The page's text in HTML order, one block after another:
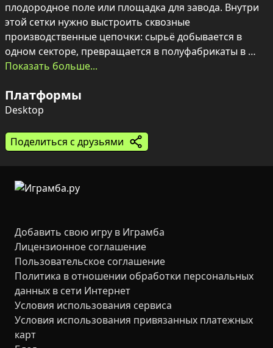
плодородное поле или площадка для завода. Внутри
этой сетки нужно выстроить сквозные
производственные цепочки: сырьё добывается в
одном секторе, превращается в полуфабрикаты в
другом и становится готовыми товарами в третьем, а
механизм.
покупаются отдельные ячейки и целые сектора,
открываются новые уровни и появляются новые
строений дают простор для индустриальных
экспериментов — от аккуратной оптимизации
доминирования.
Показать больше...
Платформы
Desktop
Поделиться с друзьями
Добавить свою игру в Играмба
Лицензионное соглашение
Пользовательское соглашение
Политика в отношении обработки персональных
данных в сети Интернет
Условия использования сервиса
Условия использования привязанных платежных
карт